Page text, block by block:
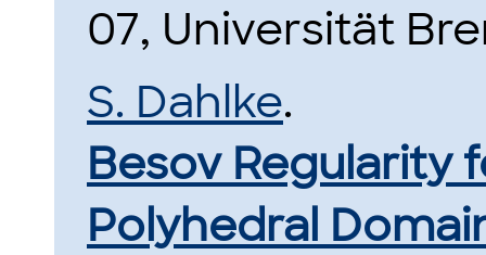
07, Universität
S. Dahlke.
Besov Regularity
Polyhedral